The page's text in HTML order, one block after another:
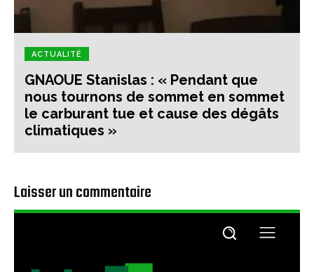
ACTUALITÉ
GNAOUE Stanislas : « Pendant que
nous tournons de sommet en sommet
le carburant tue et cause des dégâts
climatiques »
Laisser un commentaire